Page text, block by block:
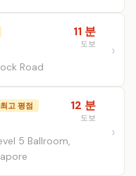
Road
11 분
도보
최고 평점
5 Ballroom,
12 분
도보